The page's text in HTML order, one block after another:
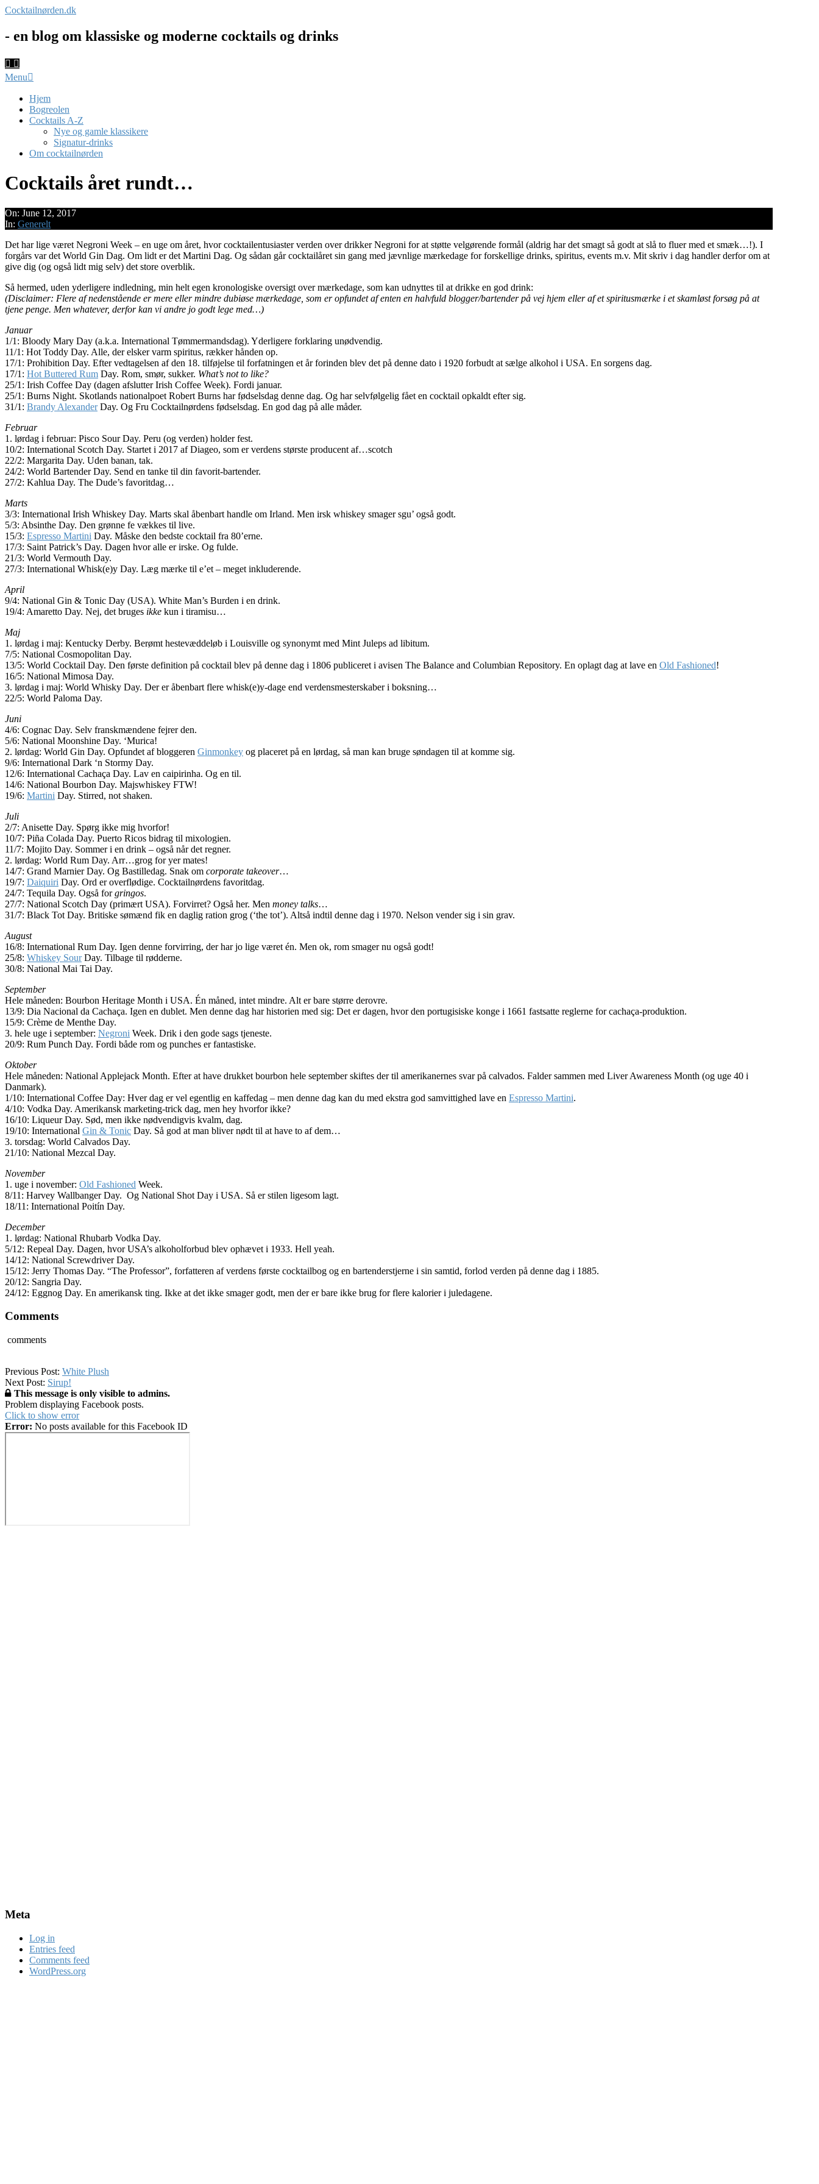
Skip
content
Cocktailnørden.dk
- en blog om klassiske og moderne cocktails og drinks
Primary
Menu
Menu
Hjem
Bogreolen
Cocktails A-Z
Nye og gamle klassikere
Signatur-drinks
Om cocktailnørden
Cocktails året rundt…
On: June 12, 2017
In: Generelt
Det har lige været Negroni Week – en uge om året, hvor cocktailentusiaster verden over drikker Negroni for at støtte velgørende formål (aldrig har det smagt så godt at slå to fluer med et smæk…!). I
forgårs var det World Gin Dag. Om lidt er det Martini Dag. Og sådan går cocktailåret sin gang med jævnlige mærkedage for forskellige drinks, spiritus, events m.v. Mit skriv i dag handler derfor om at
give dig (og også lidt mig selv) det store overblik.
Så hermed, uden yderligere indledning, min helt egen kronologiske oversigt over mærkedage, som kan udnyttes til at drikke en god drink:
(Disclaimer: Flere af nedenstående er mere eller mindre dubiøse mærkedage, som er opfundet af enten en halvfuld blogger/bartender på vej hjem eller af et spiritusmærke i et skamløst forsøg på at
tjene penge. Men whatever, derfor kan vi andre jo godt lege med…)
Januar
1/1: Bloody Mary Day (a.k.a. International Tømmermandsdag). Yderligere forklaring unødvendig.
11/1: Hot Toddy Day. Alle, der elsker varm spiritus, rækker hånden op.
17/1: Prohibition Day. Efter vedtagelsen af den 18. tilføjelse til forfatningen et år forinden blev det på denne dato i 1920 forbudt at sælge alkohol i USA. En sorgens dag.
17/1: Hot Buttered Rum Day. Rom, smør, sukker. What’s not to like?
25/1: Irish Coffee Day (dagen afslutter Irish Coffee Week). Fordi januar.
25/1: Burns Night. Skotlands nationalpoet Robert Burns har fødselsdag denne dag. Og har selvfølgelig fået en cocktail opkaldt efter sig.
31/1: Brandy AlexanderDay. Og Fru Cocktailnørdens fødselsdag. En god dag på alle måder.
Februar
1. lørdag i februar: Pisco Sour Day. Peru (og verden) holder fest.
10/2: International Scotch Day. Startet i 2017 af Diageo, som er verdens største producent af…scotch
22/2: Margarita Day. Uden banan, tak.
24/2: World Bartender Day. Send en tanke til din favorit-bartender.
27/2: Kahlua Day. The Dude’s favoritdag…
Marts
3/3: International Irish Whiskey Day. Marts skal åbenbart handle om Irland. Men irsk whiskey smager sgu’ også godt.
5/3: Absinthe Day. Den grønne fe vækkes til live.
15/3: Espresso Martini Day. Måske den bedste cocktail fra 80’erne.
17/3: Saint Patrick’s Day. Dagen hvor alle er irske. Og fulde.
21/3: World Vermouth Day.
27/3: International Whisk(e)y Day. Læg mærke til e’et – meget inkluderende.
April
9/4: National Gin & Tonic Day (USA). White Man’s Burden i en drink.
19/4: Amaretto Day. Nej, det bruges ikke kun i tiramisu…
Maj
1. lørdag i maj: Kentucky Derby. Berømt hestevæddeløb i Louisville og synonymt med Mint Juleps ad libitum.
7/5: National Cosmopolitan Day.
13/5: World Cocktail Day. Den første definition på cocktail blev på denne dag i 1806 publiceret i avisen The Balance and Columbian Repository. En oplagt dag at lave en Old Fashioned!
16/5: National Mimosa Day.
3. lørdag i maj: World Whisky Day. Der er åbenbart flere whisk(e)y-dage end verdensmesterskaber i boksning…
22/5: World Paloma Day.
Juni
4/6: Cognac Day. Selv franskmændene fejrer den.
5/6: National Moonshine Day. ‘Murica!
2. lørdag: World Gin Day. Opfundet af bloggeren Ginmonkey og placeret på en lørdag, så man kan bruge søndagen til at komme sig.
9/6: International Dark ‘n Stormy Day.
12/6: International Cachaça Day. Lav en caipirinha. Og en til.
14/6: National Bourbon Day. Majswhiskey FTW!
19/6: Martini Day. Stirred, not shaken.
Juli
2/7: Anisette Day. Spørg ikke mig hvorfor!
10/7: Piña Colada Day. Puerto Ricos bidrag til mixologien.
11/7: Mojito Day. Sommer i en drink – også når det regner.
2. lørdag: World Rum Day. Arr…grog for yer mates!
14/7: Grand Marnier Day. Og Bastilledag. Snak om corporate takeover…
19/7: Daiquiri Day. Ord er overflødige. Cocktailnørdens favoritdag.
24/7: Tequila Day. Også forgringos.
27/7: National Scotch Day (primært USA). Forvirret? Også her. Men money talks…
31/7: Black Tot Day. Britiske sømænd fik en daglig ration grog (‘the tot’). Altså indtil denne dag i 1970. Nelson vender sig i sin grav.
August
16/8: International Rum Day. Igen denne forvirring, der har jo lige været én. Men ok, rom smager nu også godt!
25/8: Whiskey SourDay. Tilbage til rødderne.
30/8: National Mai Tai Day.
September
Hele måneden: Bourbon Heritage Month i USA. Én måned, intet mindre. Alt er bare større derovre.
13/9: Dia Nacional da Cachaça. Igen en dublet. Men denne dag har historien med sig: Det er dagen, hvor den portugisiske konge i 1661 fastsatte reglerne for cachaça-produktion.
15/9: Crème de Menthe Day.
3. hele uge i september: Negroni Week. Drik i den gode sags tjeneste.
20/9: Rum Punch Day. Fordi både rom og punches er fantastiske.
Oktober
Hele måneden: National Applejack Month. Efter at have drukket bourbon hele september skiftes der til amerikanernes svar på calvados. Falder sammen med Liver Awareness Month (og uge 40 i
Danmark).
1/10: International Coffee Day: Hver dag er vel egentlig en kaffedag – men denne dag kan du med ekstra god samvittighed lave en Espresso Martini.
4/10: Vodka Day. Amerikansk marketing-trick dag, men hey hvorfor ikke?
16/10: Liqueur Day. Sød, men ikke nødvendigvis kvalm, dag.
19/10: International Gin & Tonic Day. Så god at man bliver nødt til at have to af dem…
3. torsdag: World Calvados Day.
21/10: National Mezcal Day.
November
1. uge i november: Old Fashioned Week.
8/11: Harvey Wallbanger Day. Og National Shot Day i USA. Så er stilen ligesom lagt.
18/11: International Poitín Day.
December
1. lørdag: National Rhubarb Vodka Day.
5/12: Repeal Day. Dagen, hvor USA’s alkoholforbud blev ophævet i 1933. Hell yeah.
14/12: National Screwdriver Day.
15/12: Jerry Thomas Day. “The Professor”, forfatteren af verdens første cocktailbog og en bartenderstjerne i sin samtid, forlod verden på denne dag i 1885.
20/12: Sangria Day.
24/12: Eggnog Day. En amerikansk ting. Ikke at det ikke smager godt, men der er bare ikke brug for flere kalorier i juledagene.
Comments
comments
2017-
06-
12
Previous Post: White Plush
Next Post: Sirup!
This message is only visible to admins.
Problem displaying Facebook posts.
Click to show error
Error: No posts available for this Facebook ID
Meta
Log in
Entries feed
Comments feed
WordPress.org